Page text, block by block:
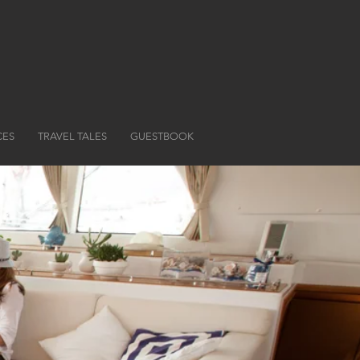
TRAVEL TALES GUESTBOOK